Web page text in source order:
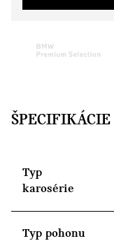
ŠPECIFIKÁCIE
Typ
karosérie
Typ pohonu